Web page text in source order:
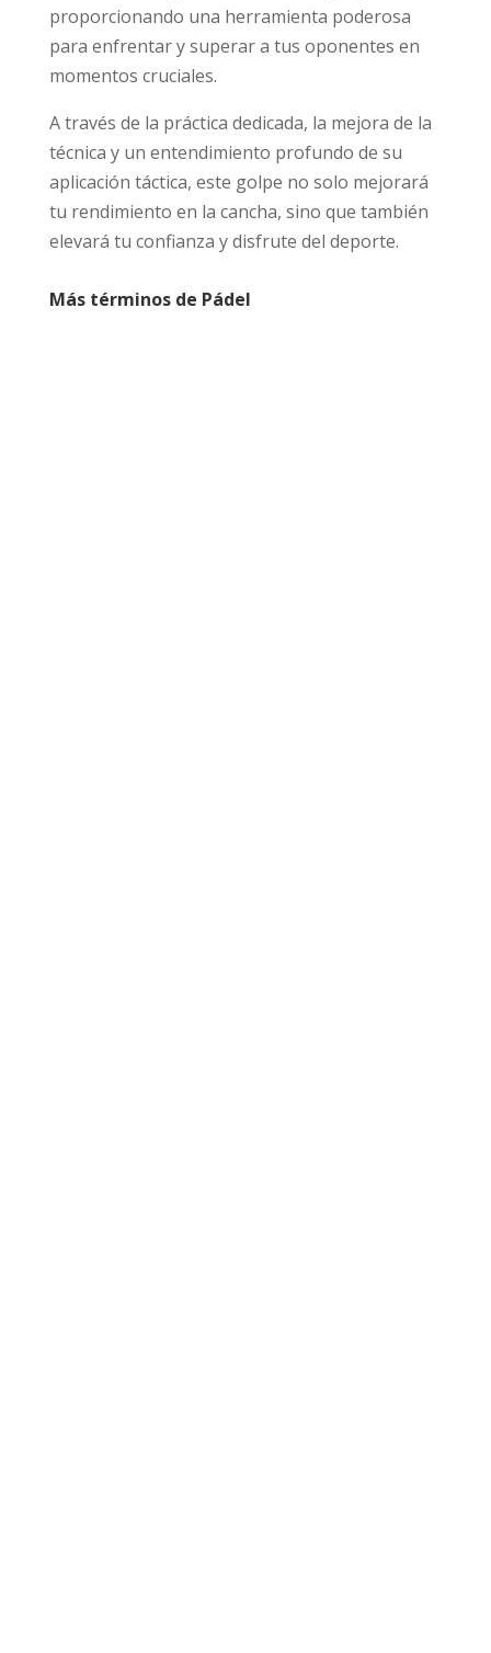
proporcionando una herramienta poderosa
para enfrentar y superar a tus oponentes en
momentos cruciales.
A través de la práctica dedicada, la mejora de la
técnica y un entendimiento profundo de su
aplicación táctica, este golpe no solo mejorará
tu rendimiento en la cancha, sino que también
elevará tu confianza y disfrute del deporte.
Más términos de Pádel